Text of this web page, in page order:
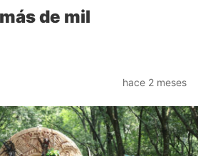
de mil
hace 2 meses